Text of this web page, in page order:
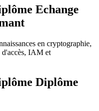
Echange
en cryptographie,
d'accès, IAM et
Diplôme